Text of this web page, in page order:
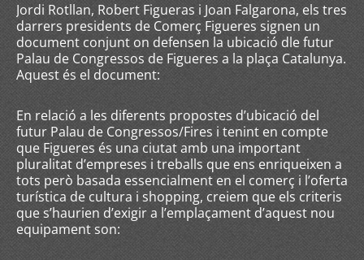
Jordi Rotllan, Robert Figueras i Joan Falgarona, els tres
darrers presidents de Comerç Figueres signen un
document conjunt on defensen la ubicació dle futur
Palau de Congressos de Figueres a la plaça Catalunya.
Aquest és el document:
En relació a les diferents propostes d’ubicació del
futur Palau de Congressos/Fires i tenint en compte
que Figueres és una ciutat amb una important
pluralitat d’empreses i treballs que ens enriqueixen a
tots però basada essencialment en el comerç i l’oferta
turística de cultura i shopping, creiem que els criteris
que s’haurien d’exigir a l’emplaçament d’aquest nou
equipament son: